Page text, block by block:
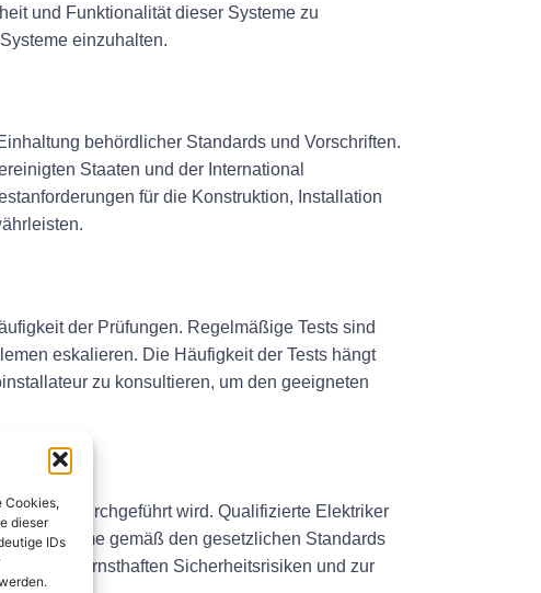
Cookies,
dieser
IDs
und Funktionalität dieser Systeme zu
einzuhalten.
behördlicher Standards und Vorschriften.
Staaten und der International
für die Konstruktion, Installation
der Prüfungen. Regelmäßige Tests sind
eskalieren. Die Häufigkeit der Tests hängt
zu konsultieren, um den geeigneten
durchgeführt wird. Qualifizierte Elektriker
Systeme gemäß den gesetzlichen Standards
kann zu ernsthaften Sicherheitsrisiken und zur